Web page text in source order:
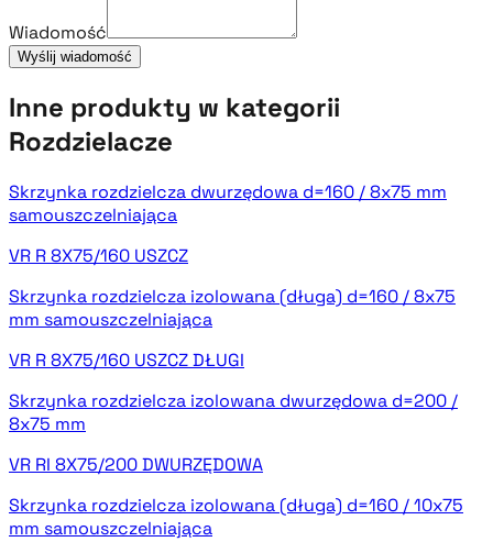
Wiadomość
Wyślij wiadomość
Inne produkty w kategorii
Rozdzielacze
Skrzynka rozdzielcza dwurzędowa d=160 / 8x75 mm
samouszczelniająca
VR R 8X75/160 USZCZ
Skrzynka rozdzielcza izolowana (długa) d=160 / 8x75
mm samouszczelniająca
VR R 8X75/160 USZCZ DŁUGI
Skrzynka rozdzielcza izolowana dwurzędowa d=200 /
8x75 mm
VR RI 8X75/200 DWURZĘDOWA
Skrzynka rozdzielcza izolowana (długa) d=160 / 10x75
mm samouszczelniająca